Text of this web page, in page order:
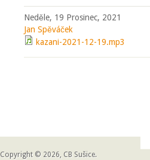
Neděle, 19 Prosinec, 2021
Jan Spěváček
kazani-2021-12-19.mp3
Copyright © 2026, CB Sušice.